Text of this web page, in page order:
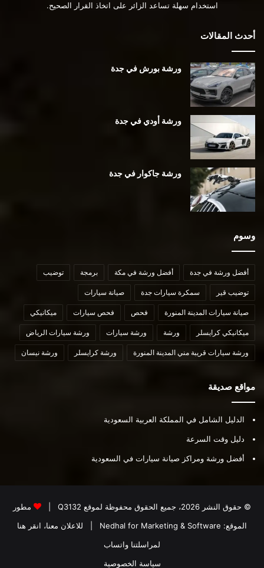
استخدام سهلة تساعد الزائر على اتخاذ القرار الصحيح.
أحدث المقالات
ورشة بورش في جدة
ورشة أودي في جدة
ورشة جاكوار في جدة
وسوم
أفضل ورشة في جدة أفضل ورشة في مكة برمجة توضيب
توضيب قير سمكرة سيارات جدة صيانة سيارات
صيانة سيارات المدينة المنورة فحص فحص سيارات ميكانيكي
ميكانيكي كرايسلر ورشة ورشة سيارات ورشة سيارات الرياض
ورشة سيارات قريبة مني المدينة المنورة ورشة كرايسلر ورشة نيسان
مواقع صديقة
الدليل الشامل في المملكة العربية السعودية
دليل وقت السرعة
أفضل ورشة ومراكز صيانة سيارات في السعودية
© حقوق النشر 2026، جميع الحقوق محفوظة لموقع Q3132
مطور
الموقع: Nedhal for Marketing & Software
للاعلان معنا، انقر هنا
لمراسلتنا واتساب
سياسة الخصوصية